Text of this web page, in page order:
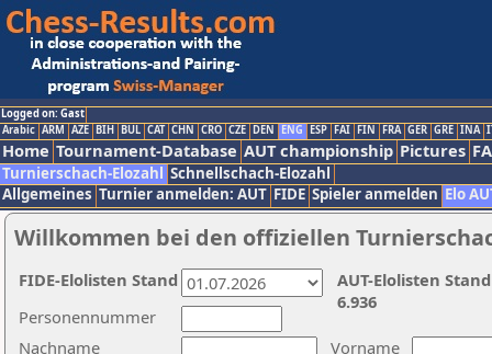
Logged on: Gast
Arabic ARM AZE BIH BUL CAT CHN CRO CZE DEN ENG ESP FAI FIN FRA GER GRE INA
Home Tournament-Database AUT championship Pictures
Turnierschach-Elozahl Schnellschach-Elozahl
Allgemeines Turnier anmelden: AUT FIDE Spieler anmelden Elo
Willkommen bei den offiziellen
Nachname
Vorname
Personennummer
AUT-Elolisten
6.936
FIDE-Elolisten Stand